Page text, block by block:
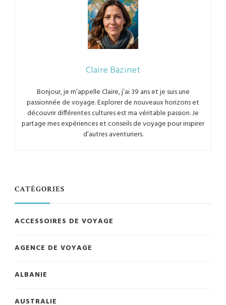
Claire Bazinet
Bonjour, je m’appelle Claire, j’ai 39 ans et je suis une
passionnée de voyage. Explorer de nouveaux horizons et
découvrir différentes cultures est ma véritable passion. Je
partage mes expériences et conseils de voyage pour inspirer
d’autres aventuriers.
CATÉGORIES
ACCESSOIRES DE VOYAGE
AGENCE DE VOYAGE
ALBANIE
AUSTRALIE